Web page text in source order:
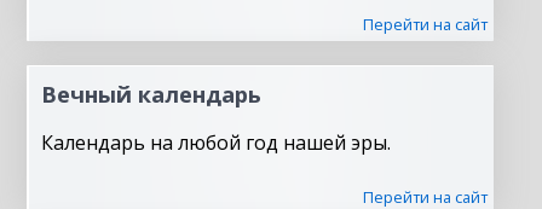
Перейти на сайт
Вечный календарь
Календарь на любой год нашей эры.
Перейти на сайт